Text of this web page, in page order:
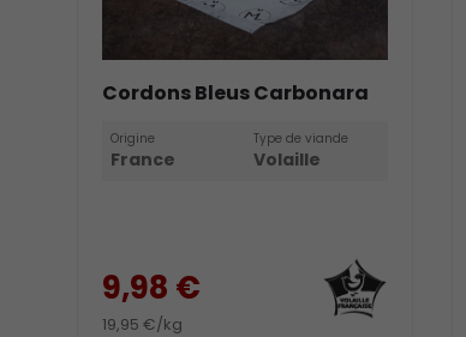
Cordons Bleus Carbonara
Origine
France
Type de viande
Volaille
9,98 €
19,95 €/kg